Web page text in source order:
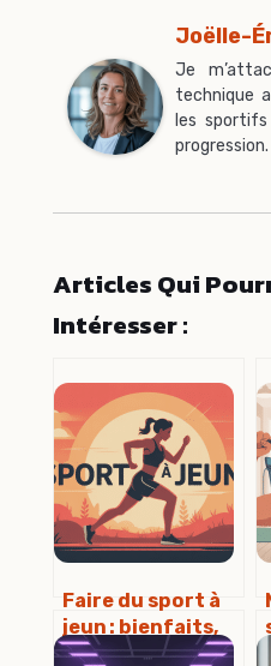
Joëlle-
Je
technique
les
progression.
Articles Qui
Intéresser :
Faire du sport à
jeun : bienfaits,
risques et mode